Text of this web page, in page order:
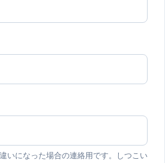
いになった場合の連絡用です。しつこい